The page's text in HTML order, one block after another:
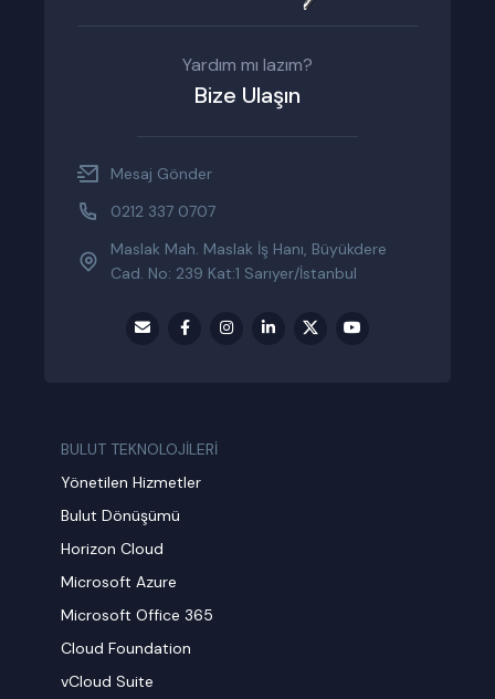
Yardım mı lazım?
Bize Ulaşın
Mesaj Gönder
0212 337 0707
Maslak Mah. Maslak İş Hanı, Büyükdere
Cad. No: 239 Kat:1 Sarıyer/İstanbul
BULUT TEKNOLOJİLERİ
Yönetilen Hizmetler
Bulut Dönüşümü
Horizon Cloud
Microsoft Azure
Microsoft Office 365
Cloud Foundation
vCloud Suite